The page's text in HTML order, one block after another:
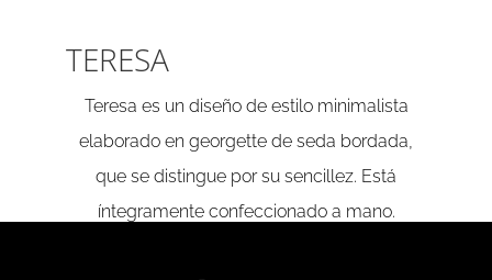
TERESA
Teresa es un diseño de estilo minimalista
elaborado en georgette de seda bordada,
que se distingue por su sencillez. Está
íntegramente confeccionado a mano.